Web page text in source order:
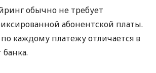
обычно не требует
абонентской платы.
каждому платежу отличается в